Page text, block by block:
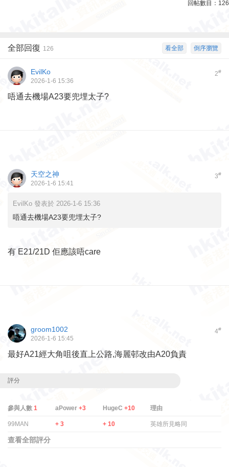
回帖數目： 126
倒序瀏覽
看全部
全部回復 126
2#
EvilKo
2026-1-6 15:36
唔通去機場A23要兜埋太子?
3#
天空之神
2026-1-6 15:41
EvilKo 發表於 2026-1-6 15:36
唔通去機場A23要兜埋太子?
有 E21/21D 佢應該唔care
4#
groom1002
2026-1-6 15:45
最好A21經大角咀後直上公路,海麗邨改由A20負責
評分
參與人數 1 aPower +3 HugeC +10 理由
99MAN + 3 + 10 英雄所見略同
查看全部評分